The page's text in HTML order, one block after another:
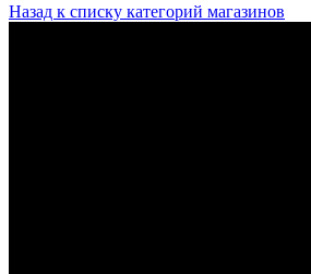
Назад к списку категорий магазинов